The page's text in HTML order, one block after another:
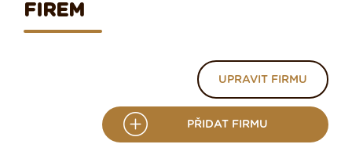
FIREM
UPRAVIT FIRMU
PŘIDAT FIRMU